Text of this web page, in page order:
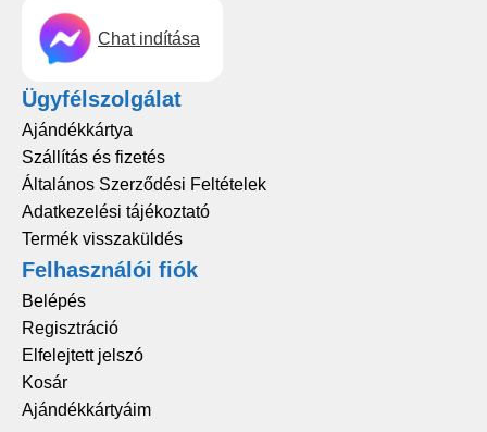
Chat indítása
Ügyfélszolgálat
Ajándékkártya
Szállítás és fizetés
Általános Szerződési Feltételek
Adatkezelési tájékoztató
Termék visszaküldés
Felhasználói fiók
Belépés
Regisztráció
Elfelejtett jelszó
Kosár
Ajándékkártyáim